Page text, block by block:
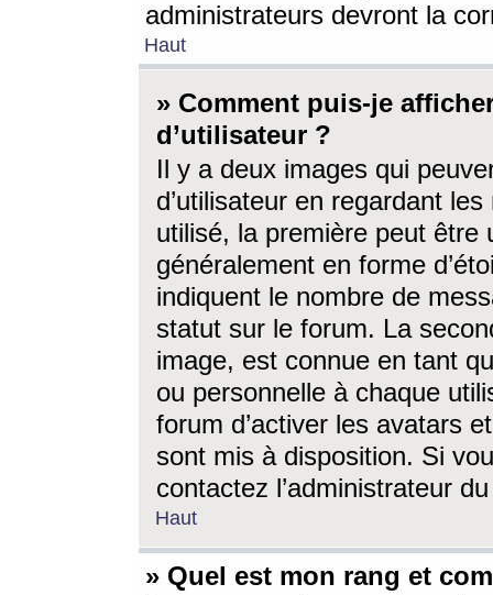
administrateurs devront la
Haut
» Comment puis-je
d’utilisateur ?
Il y a deux images qui
d’utilisateur en regardant
utilisé, la première peut être
généralement en forme
indiquent le nombre de
statut sur le forum. La
image, est connue en tant
ou personnelle à chaque
forum d’activer les avatars
sont mis à disposition. Si
contactez l’administrateur
Haut
» Quel est mon rang et